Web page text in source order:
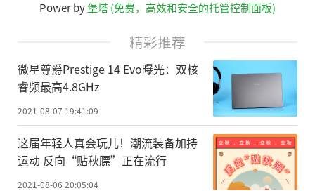
Power by堡塔 (免费，高效和安全的托管控制面板)
精彩推荐
微星尊爵Prestige 14 Evo曝光：双核
睿频最高4.8GHz
2021-08-07 19:41:09
这届年轻人真会玩儿！潮流装备加持
运动 反向“贴秋膘”正在流行
2021-08-06 20:05:04